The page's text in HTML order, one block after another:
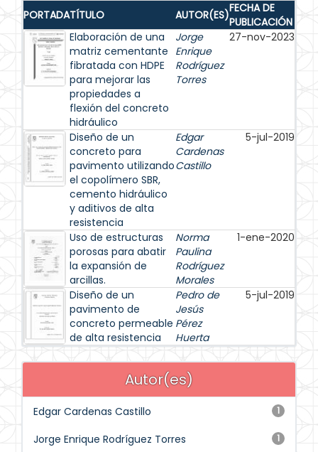
PORTADATÍTULO AUTOR(ES)FECHA DE
PUBLICACIÓN
Elaboración de una
matriz cementante
fibratada con HDPE
para mejorar las
propiedades a
flexión del concreto
hidráulico
Jorge
Enrique
Rodríguez
Torres
27-nov-2023
Diseño de un
concreto para
pavimento utilizando
el copolímero SBR,
cemento hidráulico
y aditivos de alta
resistencia
Edgar
Cardenas
Castillo
5-jul-2019
Uso de estructuras
porosas para abatir
la expansión de
arcillas.
Norma
Paulina
Rodríguez
Morales
1-ene-2020
Diseño de un
pavimento de
concreto permeable
de alta resistencia
Pedro de
Jesús
Pérez
Huerta
5-jul-2019
Autor(es)
1
Edgar Cardenas Castillo
1
Jorge Enrique Rodríguez Torres